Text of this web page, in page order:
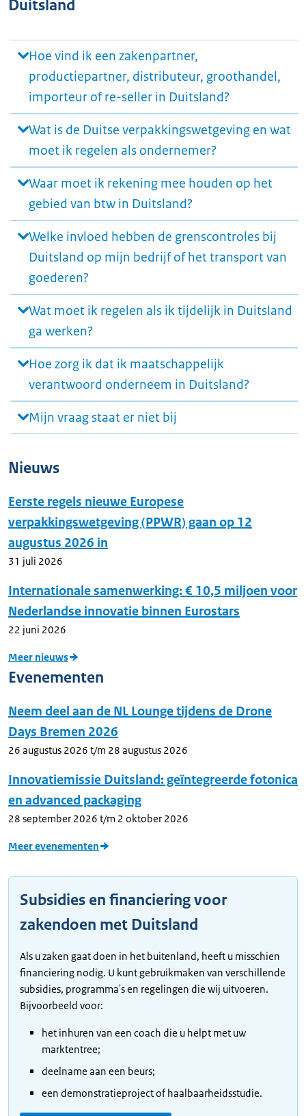
Duitsland
Hoe vind ik een zakenpartner,
productiepartner, distributeur, groothandel,
importeur of re-seller in Duitsland?
Wat is de Duitse verpakkingswetgeving en wat
moet ik regelen als ondernemer?
Waar moet ik rekening mee houden op het
gebied van btw in Duitsland?
Welke invloed hebben de grenscontroles bij
Duitsland op mijn bedrijf of het transport van
goederen?
Wat moet ik regelen als ik tijdelijk in Duitsland
ga werken?
Hoe zorg ik dat ik maatschappelijk
verantwoord onderneem in Duitsland?
Mijn vraag staat er niet bij
Nieuws
Eerste regels nieuwe Europese
verpakkingswetgeving (PPWR) gaan op 12
augustus 2026 in
31 juli 2026
Internationale samenwerking: € 10,5 miljoen voor
Nederlandse innovatie binnen Eurostars
22 juni 2026
Meer nieuws
Evenementen
Neem deel aan de NL Lounge tijdens de Drone
Days Bremen 2026
26 augustus 2026 t/m 28 augustus 2026
Innovatiemissie Duitsland: geïntegreerde fotonica
en advanced packaging
28 september 2026 t/m 2 oktober 2026
Meer evenementen
Subsidies en financiering voor
zakendoen met Duitsland
Als u zaken gaat doen in het buitenland, heeft u misschien
financiering nodig. U kunt gebruikmaken van verschillende
subsidies, programma's en regelingen die wij uitvoeren.
Bijvoorbeeld voor:
het inhuren van een coach die u helpt met uw
marktentree;
deelname aan een beurs;
een demonstratieproject of haalbaarheidsstudie.